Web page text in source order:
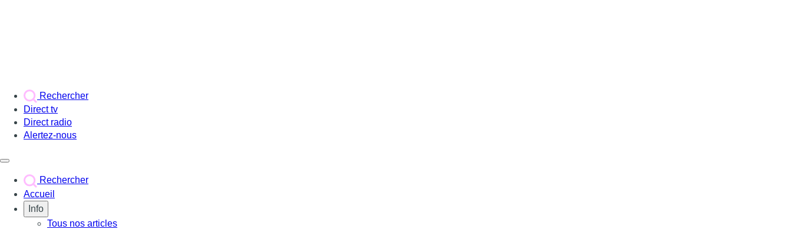
Rechercher
Direct tv
Direct radio
Alertez-nous
Rechercher
Accueil
Info
Tous nos articles